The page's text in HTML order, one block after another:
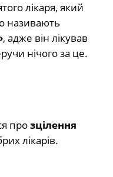
лікаря, який
називають
, адже він лікував
нічого за це.
прозцілення
лікарів.